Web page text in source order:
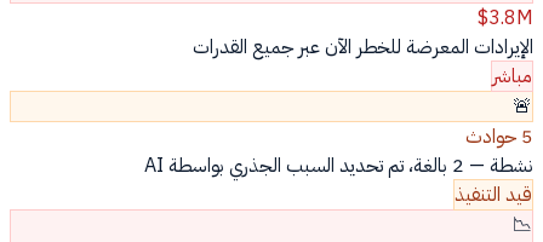
$3.8M
الإيرادات المعرضة للخطر الآن عبر جميع القدرات
مباشر
🚨
5 حوادث
نشطة — 2 بالغة، تم تحديد السبب الجذري بواسطة AI
قيد التنفيذ
📉